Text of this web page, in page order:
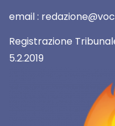
email :
Registrazione
5.2.2019